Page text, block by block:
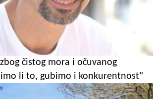
čistog mora i očuvanog
li to, gubimo i konkurentnost"